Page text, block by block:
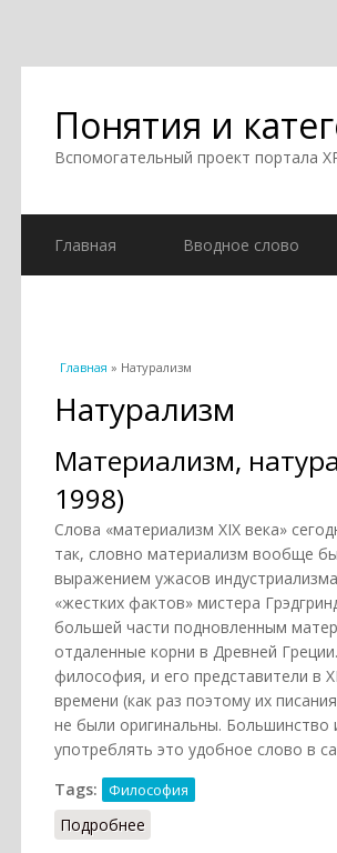
Понятия и
Вспомогательный проект портала
Главная Вводное слово
Вы здесь
Главная » Натурализм
Натурализм
Материализм,
1998)
Слова «материализм XIX века»
так, словно материализм вообще
выражением ужасов
«жестких фактов» мистера
большей части подновленным
отдаленные корни в Древней
философия, и его представители в
времени (как раз поэтому их
не были оригинальны.
употреблять это удобное слово в
Tags:
Философия
Подробнее